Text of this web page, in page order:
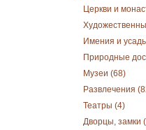
Церкви и
Имения и
Природные
Музеи (68)
Развлечения
Театры (4)
Дворцы, замки